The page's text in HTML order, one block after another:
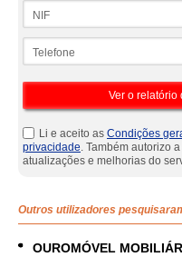
Li e aceito as Condições
privacidade. Também autorizo
atualizações e melhorias do
Outros utilizadores
OUROMÓVEL